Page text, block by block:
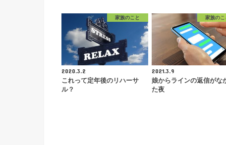
家族のこと
2020.3.2
これって定年後のリハーサ
ル？
家族のこ
2021.3.9
娘からラインの返信がな
た夜